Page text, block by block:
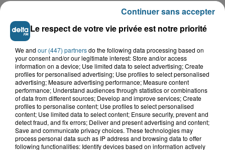
A GAGNER
Le respect de votre vie privée est notre priorité
We and our (447) partnersdo the following data processing based on
your consent and/or our legitimate interest: Store and/or access
information on a device; Use limited data to select advertising; Create
profiles for personalised advertising; Use profiles to select personalised
advertising; Measure advertising performance; Measure content
performance; Understand audiences through statistics or combinations
of data from different sources; Develop and improve services; Create
profiles to personalise content; Use profiles to select personalised
content; Use limited data to select content; Ensure security, prevent and
detect fraud, and fix errors; Deliver and present advertising and content;
Save and communicate privacy choices. These technologies may
process personal data such as IP address and browsing data to offer
following functionalities: Identify devices based on information actively
Continuer sans accepter